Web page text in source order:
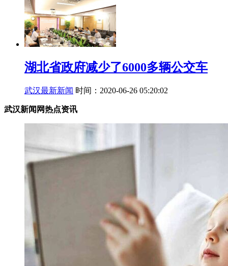
湖北省政府减少了6000多辆公交车
武汉最新新闻 时间：2020-06-26 05:20:02
武汉新闻网热点资讯